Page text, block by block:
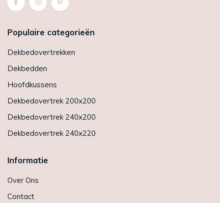
Populaire categorieën
Dekbedovertrekken
Dekbedden
Hoofdkussens
Dekbedovertrek 200x200
Dekbedovertrek 240x200
Dekbedovertrek 240x220
Informatie
Over Ons
Contact